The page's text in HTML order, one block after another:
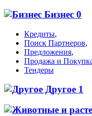
Бизнес 0
Кредиты,
Поиск Партнеров,
Предложения,
Продажа и
Тендеры
Другое 1